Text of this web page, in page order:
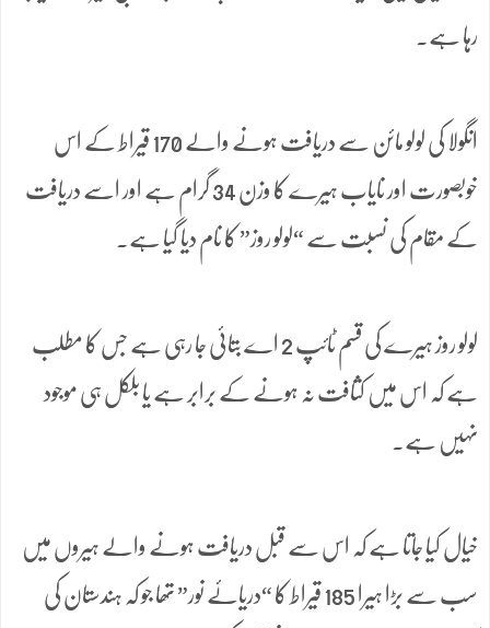
رہا ہے۔
انگولا کی لولو مائن سے دریافت ہونے والے 170 قیراط کے اس
خوبصورت اور نایاب ہیرے کا وزن 34 گرام ہے اور اسے دریافت
کے مقام کی نسبت سے “لولو روز” کا نام دیا گیا ہے۔
لولو روز ہیرے کی قسم ٹائپ 2 اے بتائی جا رہی ہے جس کا مطلب
ہے کہ اس میں کثافت نہ ہونے کے برابر ہے یا بلکل ہی موجود
نہیں ہے۔
خیال کیا جاتا ہے کہ اس سے قبل دریافت ہونے والے ہیروں میں
سب سے بڑا ہیرا 185 قیراط کا “دریائے نور” تھا جو کہ ہندستان کی